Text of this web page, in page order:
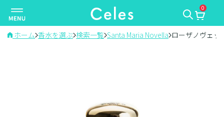
ナ
ビ
ゲ
0
ホーム 香水を選ぶ 検索一覧 Santa Maria Novella ローザノヴェッ